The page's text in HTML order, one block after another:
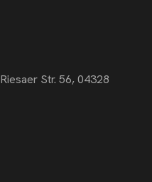
Riesaer Str. 56, 04328